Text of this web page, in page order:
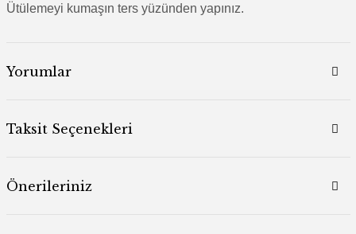
Ütülemeyi kumaşın ters yüzünden yapınız.
Yorumlar
Taksit Seçenekleri
Önerileriniz